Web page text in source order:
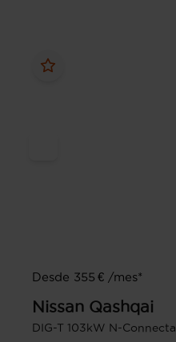
Desde 355 € /mes*
Nissan Qashqai
DIG-T 103kW N-Connecta